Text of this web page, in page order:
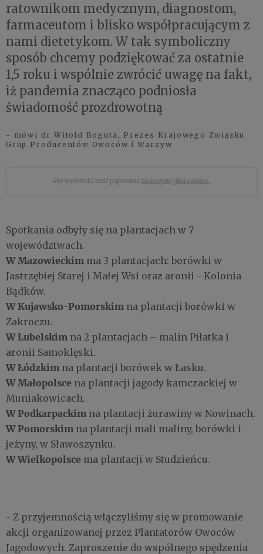
ratownikom medycznym, diagnostom,
farmaceutom i blisko współpracującym z
nami dietetykom. W tak symboliczny
sposób chcemy podziękować za ostatnie
1,5 roku i wspólnie zwrócić uwagę na fakt,
iż pandemia znacząco podniosła
świadomość prozdrowotną
- mówi dr Witold Boguta, Prezes Krajowego Związku
Grup Producentów Owoców i Warzyw.
Aby wyświetlić treść poprawnie zaakceptuj pliki cookies.
Spotkania odbyły się na plantacjach w 7
województwach.
W Mazowieckim ma 3 plantacjach: borówki w
Jastrzębiej Starej i Małej Wsi oraz aronii - Kolonia
Bądków.
W Kujawsko-Pomorskim na plantacji borówki w
Zakroczu.
W Lubelskim na 2 plantacjach – malin Piłatka i
aronii Samoklęski.
W Łódzkim na plantacji borówek w Łasku.
W Małopolsce na plantacji jagody kamczackiej w
Muniakowicach.
W Podkarpackim na plantacji żurawiny w Nowinach.
W Pomorskim na plantacji mali maliny, borówki i
jeżyny, w Sławoszynku.
W Wielkopolsce ma plantacji w Studzieńcu.
- Z przyjemnością włączyliśmy się w promowanie
akcji organizowanej przez Plantatorów Owoców
Jagodowych. Zaproszenie do wspólnego spędzenia